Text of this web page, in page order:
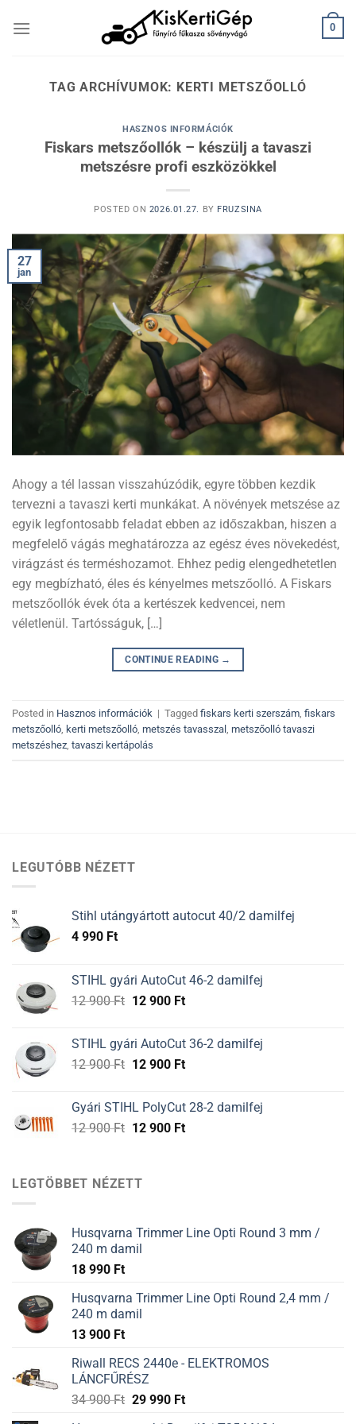
0
TAG ARCHÍVUMOK: KERTI METSZŐOLLÓ
HASZNOS INFORMÁCIÓK
Fiskars metszőollók – készülj a tavaszi
metszésre profi eszközökkel
POSTED ON 2026.01.27. BY FRUZSINA
27
jan
Ahogy a tél lassan visszahúzódik, egyre többen kezdik
tervezni a tavaszi kerti munkákat. A növények metszése az
egyik legfontosabb feladat ebben az időszakban, hiszen a
megfelelő vágás meghatározza az egész éves növekedést,
virágzást és terméshozamot. Ehhez pedig elengedhetetlen
egy megbízható, éles és kényelmes metszőolló. A Fiskars
metszőollók évek óta a kertészek kedvencei, nem
véletlenül. Tartósságuk, […]
CONTINUE READING →
Posted in Hasznos információk | Tagged fiskars kerti szerszám, fiskars
metszőolló, kerti metszőolló, metszés tavasszal , metszőolló tavaszi
metszéshez, tavaszi kertápolás
LEGUTÓBB NÉZETT
Stihl utángyártott autocut 40/2 damilfej
4 990 Ft
STIHL gyári AutoCut 46-2 damilfej
12 900Ft Original
12
900 Ft.
12 900 FtCurrent
12
900 Ft.
STIHL gyári AutoCut 36-2 damilfej
12 900Ft Original
12
900 Ft.
12 900 FtCurrent
12
900 Ft.
Gyári STIHL PolyCut 28-2 damilfej
12 900Ft Original
12
12 900 FtCurrent
LEGTÖBBET NÉZETT
Husqvarna Trimmer Line Opti Round 3 mm /
240 m damil
18 990 Ft
Husqvarna Trimmer Line Opti Round 2,4 mm /
240 m damil
13 900 Ft
Riwall RECS 2440e - ELEKTROMOS
LÁNCFŰRÉSZ
34 900Ft 29 990 Ft